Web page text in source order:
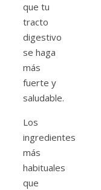
que tu
tracto
digestivo
se haga
más
fuerte y
saludable.
Los
ingredientes
más
habituales
que